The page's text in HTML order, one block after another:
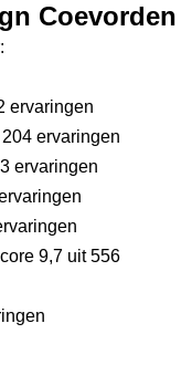
Coevorden
ervaringen
204 ervaringen
ervaringen
9,7 uit 556